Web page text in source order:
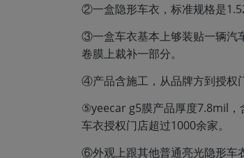
②一盒隐形车衣，标准规格是
③一盒车衣基本上够装贴一辆汽
卷膜上裁补一部分。
④产品含施工，从品牌方到授权
⑤yeecar g5膜产品厚度7.8mil，
车衣授权门店超过1000余家。
⑥外观上跟其他普通亮光隐形车